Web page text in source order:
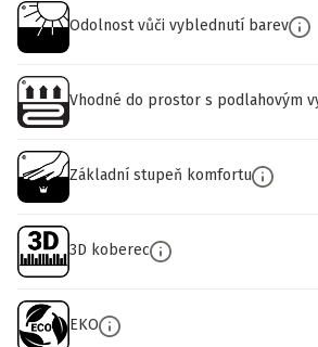
Odolnost vůči vyblednutí barev
Vhodné do prostor s podlahovým
Základní stupeň komfortu
3D koberec
EKO